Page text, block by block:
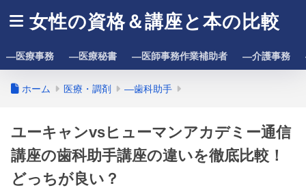
女性の資格＆講座と本の比較
―医療事務 ―医療秘書 ―医師事務作業補助者 ―介護事務
ホーム 医療・調剤 ―歯科助手
ユーキャンvsヒューマンアカデミー通信
講座の歯科助手講座の違いを徹底比較！
どっちが良い？